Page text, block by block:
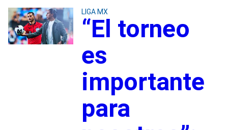
LIGA MX
“El torneo
es
importante
para